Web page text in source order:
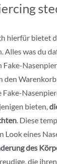
hierfür bietet
Alles was du
Fake-
den
bieten,
. Diese
Look eines
des
die